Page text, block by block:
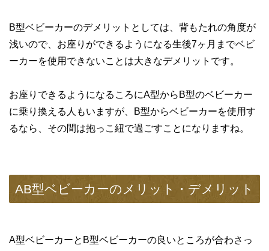
B型ベビーカーのデメリットとしては、背もたれの角度が
浅いので、お座りができるようになる生後7ヶ月までベビ
ーカーを使用できないことは大きなデメリットです。
お座りできるようになるころにA型からB型のベビーカー
に乗り換える人もいますが、B型からベビーカーを使用す
るなら、その間は抱っこ紐で過ごすことになりますね。
AB型ベビーカーのメリット・デメリット
A型ベビーカーとB型ベビーカーの良いところが合わさっ